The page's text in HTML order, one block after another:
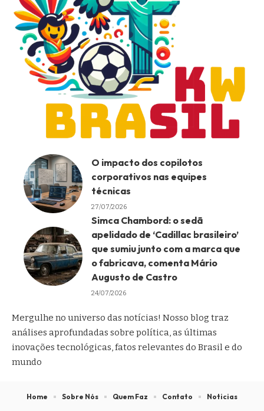
O impacto dos copilotos
corporativos nas equipes
técnicas
27/07/2026
Simca Chambord: o sedã
apelidado de ‘Cadillac brasileiro’
que sumiu junto com a marca que
o fabricava, comenta Mário
Augusto de Castro
24/07/2026
Mergulhe no universo das notícias! Nosso blog traz
análises aprofundadas sobre política, as últimas
inovações tecnológicas, fatos relevantes do Brasil e do
mundo
Home Sobre Nós Quem Faz Contato Noticias